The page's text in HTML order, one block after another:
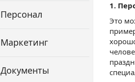
Персонал
Маркетинг
Документы
1.
Это